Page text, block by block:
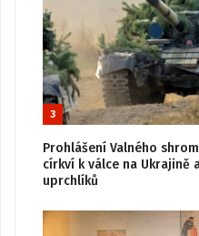
3
Prohlášení Valného
církví k válce na Ukrajině
uprchlíků